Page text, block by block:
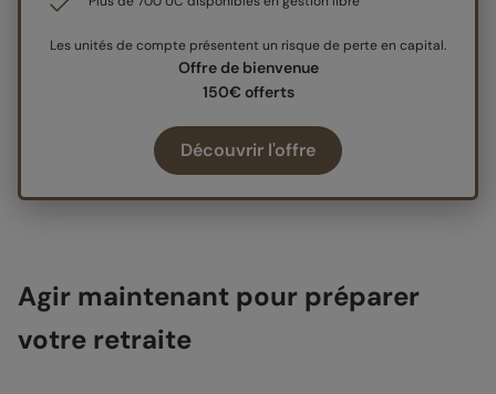
Les unités de compte présentent un risque de perte en capital.
Offre de bienvenue
150€ offerts
Découvrir l'offre
Agir maintenant pour préparer
votre retraite